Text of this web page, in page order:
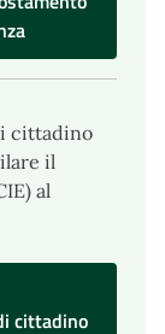
cittadino
il
al
cittadino